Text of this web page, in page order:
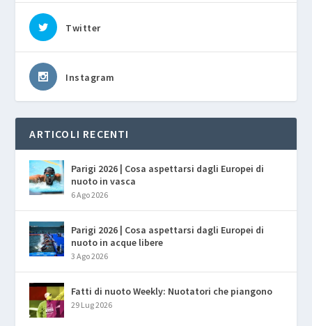
Twitter
Instagram
ARTICOLI RECENTI
Parigi 2026 | Cosa aspettarsi dagli Europei di
nuoto in vasca
6 Ago 2026
Parigi 2026 | Cosa aspettarsi dagli Europei di
nuoto in acque libere
3 Ago 2026
Fatti di nuoto Weekly: Nuotatori che piangono
29 Lug 2026